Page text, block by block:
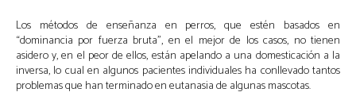
Los métodos de enseñanza en perros, que estén basados en
“dominancia por fuerza bruta”, en el mejor de los casos, no tienen
asidero y, en el peor de ellos, están apelando a una domesticación a la
inversa, lo cual en algunos pacientes individuales ha conllevado tantos
problemas que han terminado en eutanasia de algunas mascotas.